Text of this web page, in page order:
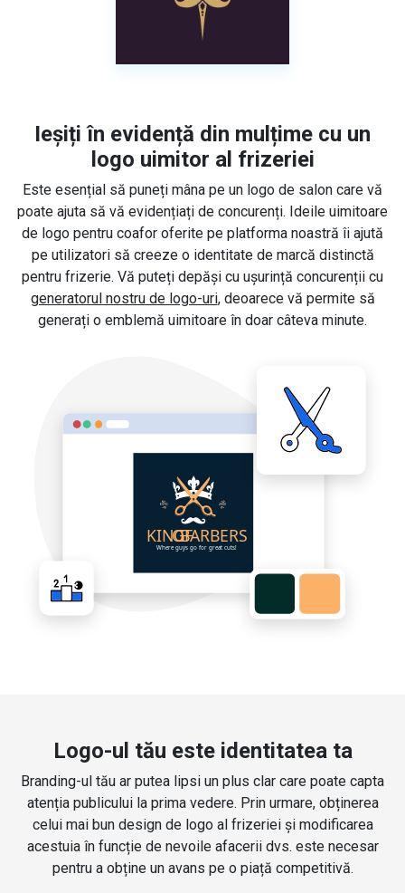
Ieșiți în evidență din mulțime cu un
logo uimitor al frizeriei
Este esențial să puneți mâna pe un logo de salon care vă
poate ajuta să vă evidențiați de concurenți. Ideile uimitoare
de logo pentru coafor oferite pe platforma noastră îi ajută
pe utilizatori să creeze o identitate de marcă distinctă
pentru frizerie. Vă puteți depăși cu ușurință concurenții cu
generatorul nostru de logo-uri, deoarece vă permite să
generați o emblemă uimitoare în doar câteva minute.
Logo-ul tău este identitatea ta
Branding-ul tău ar putea lipsi un plus clar care poate capta
atenția publicului la prima vedere. Prin urmare, obținerea
celui mai bun design de logo al frizeriei și modificarea
acestuia în funcție de nevoile afacerii dvs. este necesar
pentru a obține un avans pe o piață competitivă.